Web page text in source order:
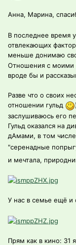
Анна, Марина,
В последнее время
отвлекающих
меньше донимаю
Отношения с моими
вроде бы и
Разве что о своих
отношении гульд
заслушиваюсь его
Гульд оказался на
дАмами, в том
"серенадные
и мечтала,
У нас в семье ещё и
Прям как в кино: 31